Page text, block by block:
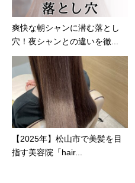
爽快な朝シャンに潜む落とし
穴！夜シャンとの違いを徹...
【2025年】松山市で美髪を目
指す美容院「hair...